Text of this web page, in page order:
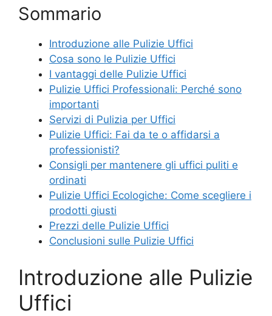
Sommario
Introduzione alle Pulizie Uffici
Cosa sono le Pulizie Uffici
I vantaggi delle Pulizie Uffici
Pulizie Uffici Professionali: Perché sono
importanti
Servizi di Pulizia per Uffici
Pulizie Uffici: Fai da te o affidarsi a
professionisti?
Consigli per mantenere gli uffici puliti e
ordinati
Pulizie Uffici Ecologiche: Come scegliere i
prodotti giusti
Prezzi delle Pulizie Uffici
Conclusioni sulle Pulizie Uffici
Introduzione alle Pulizie
Uffici